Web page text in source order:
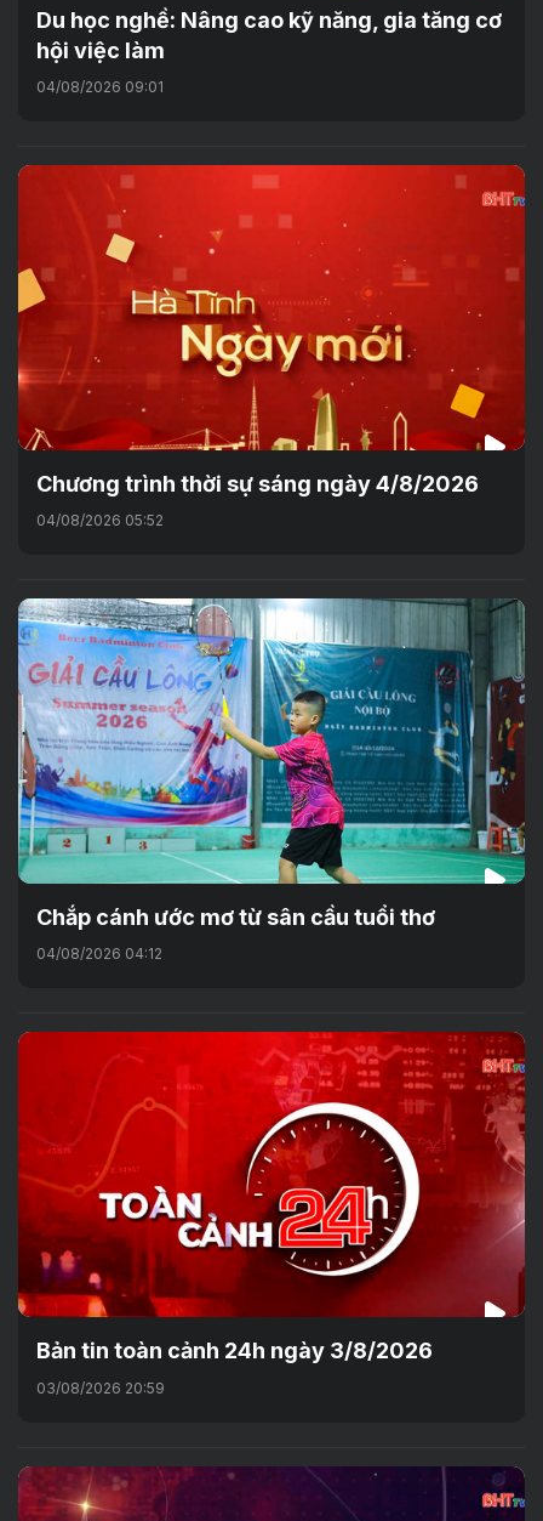
Du học nghề: Nâng cao kỹ năng, gia tăng cơ
hội việc làm
04/08/2026 09:01
Chương trình thời sự sáng ngày 4/8/2026
04/08/2026 05:52
Chắp cánh ước mơ từ sân cầu tuổi thơ
04/08/2026 04:12
Bản tin toàn cảnh 24h ngày 3/8/2026
03/08/2026 20:59